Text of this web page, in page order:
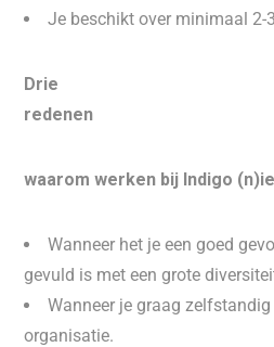
Je beschikt over minimaal 2-
Drie
redenen
waarom werken bij Indigo
Wanneer het je een goed
gevuld is met een grote
Wanneer je graag
organisatie.